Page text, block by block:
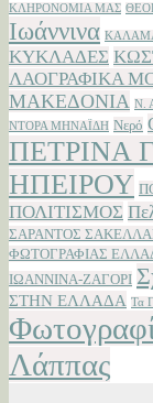
ΚΛΗΡΟΝΟΜΙΑ ΜΑΣ
Ιωάννινα
ΚΥΚΛΑΔΕΣ
ΛΑΟΓΡΑΦΙΚΑ
ΜΑΚΕΔΟΝΙΑ Ν.
ΝΤΟΡΑ ΜΗΝΑΪΔΗ Νερό
ΠΕΤΡΙΝΑ
ΗΠΕΙΡΟΥ
ΠΟΛΙΤΙΣΜΟΣ
ΣΑΡΑΝΤΟΣ
ΦΩΤΟΓΡΑΦΙΑΣ
ΙΩΑΝΝΙΝΑ-ΖΑΓΟΡΙ
ΣΤΗΝ ΕΛΛΑΔΑ Τα
Λάππας